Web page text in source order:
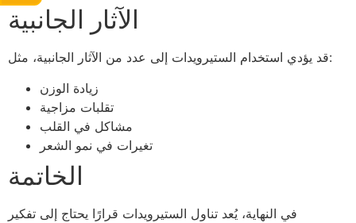
الآثار الجانبية
قد يؤدي استخدام الستيرويدات إلى عدد من الآثار الجانبية، مثل:
زيادة الوزن
تقلبات مزاجية
مشاكل في القلب
تغيرات في نمو الشعر
الخاتمة
في النهاية، يُعد تناول الستيرويدات قرارًا يحتاج إلى تفكير